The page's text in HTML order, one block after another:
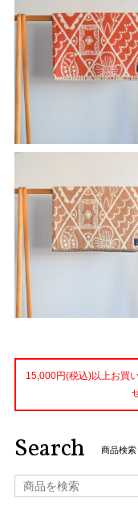
15,000円(税込)以上お買
Search 商品検索